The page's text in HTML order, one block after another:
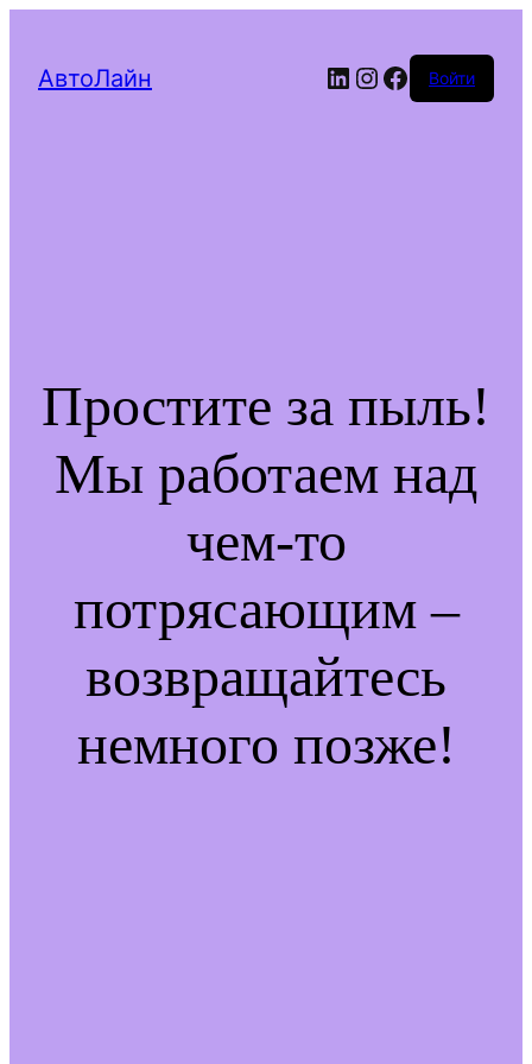
АвтоЛайн LinkedIn
Instagram
Facebook
Войти
Простите за пыль!
Мы работаем над
чем-то
потрясающим –
возвращайтесь
немного позже!